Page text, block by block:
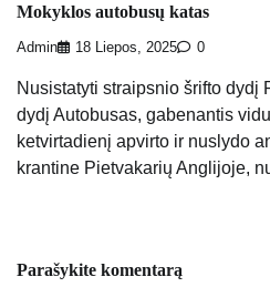
Mokyklos autobusų katas
Admin 18 Liepos, 2025 0
Nusistatyti straipsnio šrifto dydį
dydį Autobusas, gabenantis
ketvirtadienį apvirto ir nuslydo
krantine Pietvakarių Anglijoje,
Parašykite komentarą